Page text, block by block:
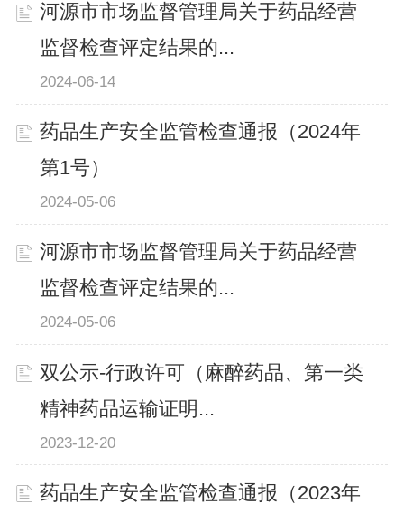
河源市市场监督管理局关于药品经营
监督检查评定结果的...
2024-06-14
药品生产安全监管检查通报（2024年
第1号）
2024-05-06
河源市市场监督管理局关于药品经营
监督检查评定结果的...
2024-05-06
双公示-行政许可（麻醉药品、第一类
精神药品运输证明...
2023-12-20
药品生产安全监管检查通报（2023年